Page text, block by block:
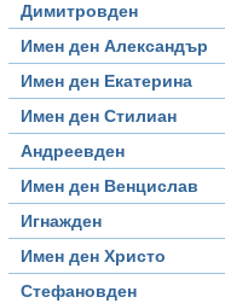
Димитровден
Имен ден Александър
Имен ден Екатерина
Имен ден Стилиан
Андреевден
Имен ден Венцислав
Игнажден
Имен ден Христо
Стефановден